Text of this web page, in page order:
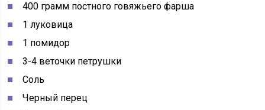
400 грамм постного говяжьего фарша
1 луковица
1 помидор
3-4 веточки петрушки
Соль
Черный перец